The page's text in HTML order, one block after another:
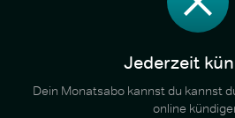
Jederzeit
Dein Monatsabo kannst du kannst
online